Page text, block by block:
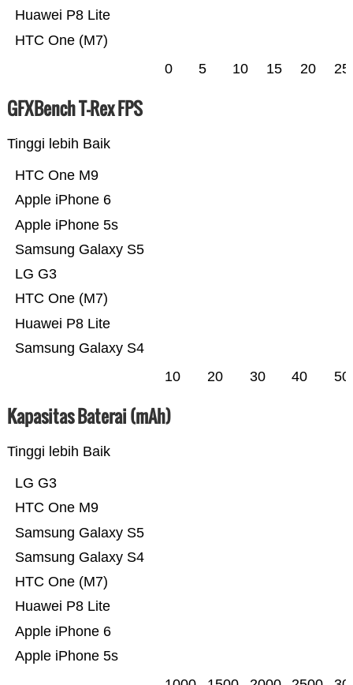
HTC One (M7)
Huawei P8 Lite
0 5 10 15 20 25
GFXBench T-Rex FPS
Tinggi lebih Baik
Samsung Galaxy S4
Huawei P8 Lite
HTC One (M7)
LG G3
Samsung Galaxy S5
Apple iPhone 5s
Apple iPhone 6
HTC One M9
10 20 30 40 50
Kapasitas Baterai (mAh)
Tinggi lebih Baik
Apple iPhone 5s
Apple iPhone 6
Huawei P8 Lite
HTC One (M7)
Samsung Galaxy S4
Samsung Galaxy S5
HTC One M9
LG G3